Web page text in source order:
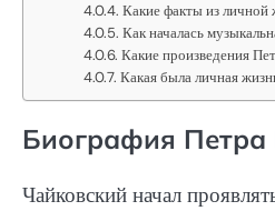
Какие факты из личной
Как началась
Какие произведения
Какая была личная
Биография Петра
Чайковский начал